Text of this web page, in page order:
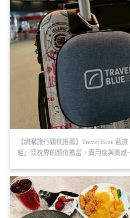
【網購旅行頸枕推薦】Travel Blue 藍
組」頸枕界的顏值擔當，實用度與質感